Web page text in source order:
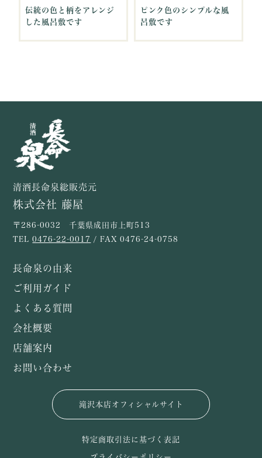
伝統の色と柄をアレンジ
した風呂敷です
ピンク色のシンプルな風
呂敷です
清酒長命泉総販売元
株式会社 藤屋
〒286-0032 千葉県成田市上町513
TEL0476-22-0017 / FAX 0476-24-0758
長命泉の由来
ご利用ガイド
よくある質問
会社概要
店舗案内
お問い合わせ
滝沢本店オフィシャルサイト
特定商取引法に基づく表記